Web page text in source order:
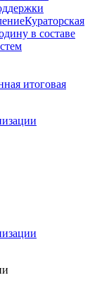
Кураторская
в составе
итоговая